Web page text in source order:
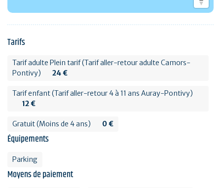
Tarifs
Tarif adulte Plein tarif (Tarif aller-retour adulte Camors-
Pontivy)
24 €
Tarif enfant (Tarif aller-retour 4 à 11 ans Auray-Pontivy)
12 €
Gratuit (Moins de 4 ans) 0 €
Équipements
Parking
Moyens de paiement